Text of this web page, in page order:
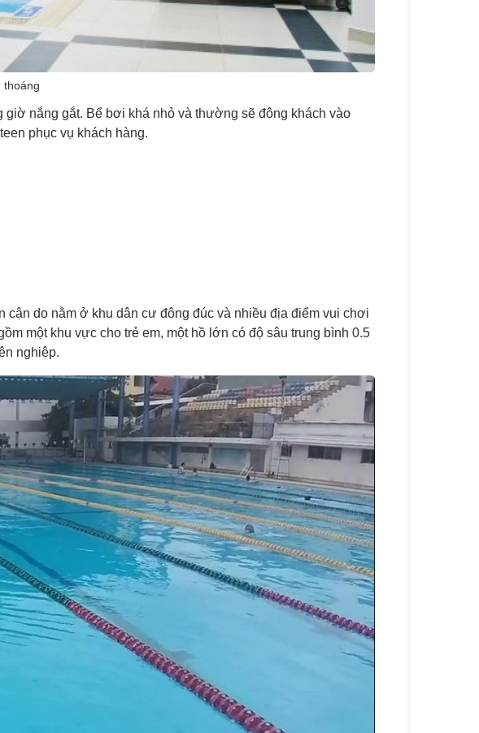
thoáng
nắng gắt. Bể bơi khá nhỏ và thường sẽ đông khách vào
phục vụ khách hàng.
do nằm ở khu dân cư đông đúc và nhiều địa điểm vui chơi
một khu vực cho trẻ em, một hồ lớn có độ sâu trung bình 0.5
nghiệp.